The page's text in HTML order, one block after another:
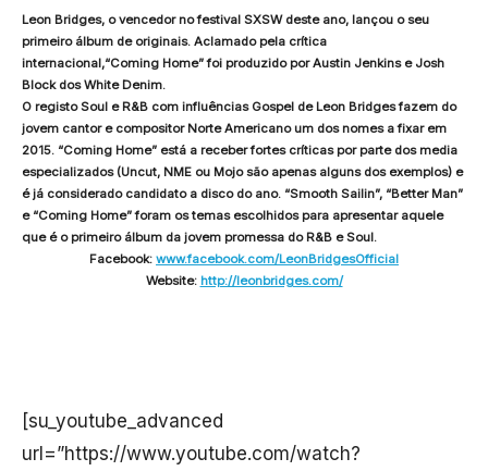
Leon Bridges, o vencedor no festival SXSW deste ano, lançou o seu
primeiro álbum de originais. Aclamado pela crítica
internacional,“Coming Home” foi produzido por Austin Jenkins e Josh
Block dos White Denim.
O registo Soul e R&B com influências Gospel de Leon Bridges fazem do
jovem cantor e compositor Norte Americano um dos nomes a fixar em
2015. “Coming Home” está a receber fortes críticas por parte dos media
especializados (Uncut, NME ou Mojo são apenas alguns dos exemplos) e
é já considerado candidato a disco do ano. “Smooth Sailin”, “Better Man”
e “Coming Home” foram os temas escolhidos para apresentar aquele
que é o primeiro álbum da jovem promessa do R&B e Soul.
Facebook: www.facebook.com/LeonBridgesOfficial
Website: http://leonbridges.com/
[su_youtube_advanced
url=”https://www.youtube.com/watch?